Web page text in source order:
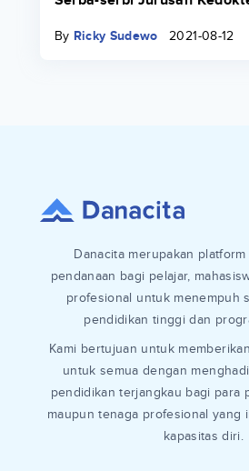
By Ricky Sudewo 2021-08-12
Danacita merupakan
pendanaan bagi pelajar,
profesional untuk menempuh
pendidikan tinggi dan
Kami bertujuan untuk
untuk semua dengan
pendidikan terjangkau bagi para
maupun tenaga profesional yang
kapasitas diri.